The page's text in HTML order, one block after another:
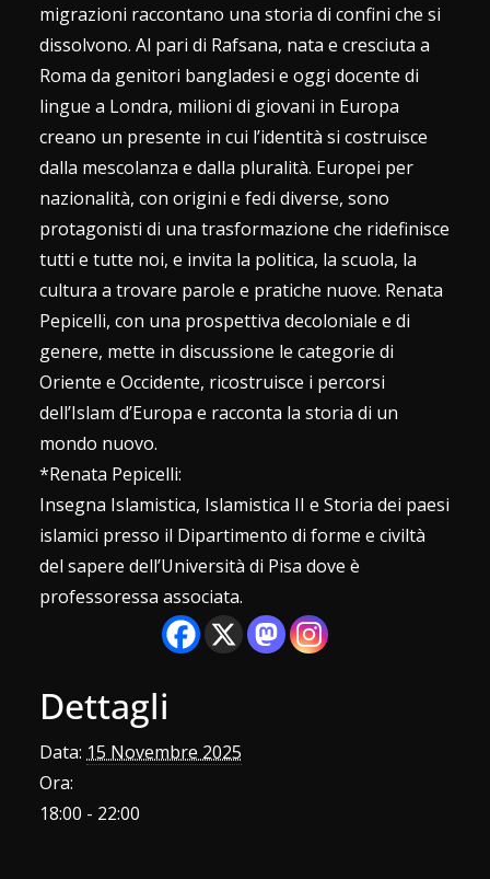
migrazioni raccontano una storia di confini che si
dissolvono. Al pari di Rafsana, nata e cresciuta a
Roma da genitori bangladesi e oggi docente di
lingue a Londra, milioni di giovani in Europa
creano un presente in cui l’identità si costruisce
dalla mescolanza e dalla pluralità. Europei per
nazionalità, con origini e fedi diverse, sono
protagonisti di una trasformazione che ridefinisce
tutti e tutte noi, e invita la politica, la scuola, la
cultura a trovare parole e pratiche nuove. Renata
Pepicelli, con una prospettiva decoloniale e di
genere, mette in discussione le categorie di
Oriente e Occidente, ricostruisce i percorsi
dell’Islam d’Europa e racconta la storia di un
mondo nuovo.
*Renata Pepicelli:
Insegna Islamistica, Islamistica II e Storia dei paesi
islamici presso il Dipartimento di forme e civiltà
del sapere dell’Università di Pisa dove è
professoressa associata.
Dettagli
Data: 15 Novembre 2025
Ora:
18:00 - 22:00